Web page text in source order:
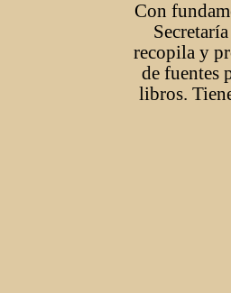
Con
recopila y
de fuentes
libros.